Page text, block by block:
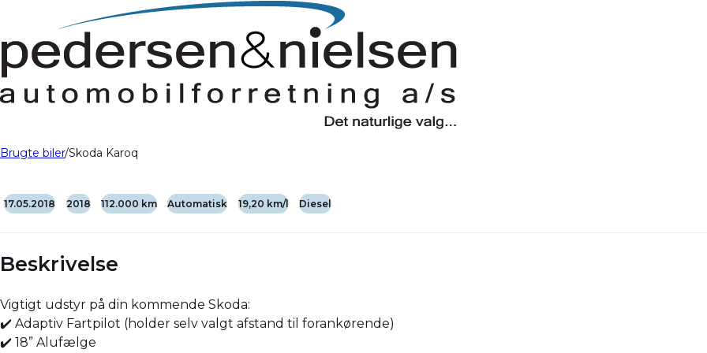
Brugte biler Skoda Karoq
17.05.2018 2018 112.000 km Automatisk 19,20 km/l Diesel
Beskrivelse
Vigtigt udstyr på din kommende Skoda:
✔️ Adaptiv Fartpilot (holder selv valgt afstand til forankørende)
✔️ 18” Alufælge